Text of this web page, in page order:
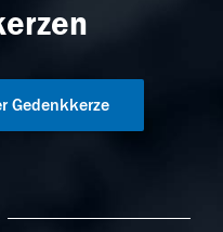
Gedenkkerze